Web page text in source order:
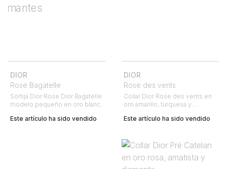
DIOR
Rose Bagatelle
Sortija Dior Rose Dior Bagatelle
modelo pequeño en oro blanco
Este artículo ha sido vendido
DIOR
Rose des vents
Collar Dior Rose des vents en
oro amarillo, turquesa y
Este artículo ha sido vendido